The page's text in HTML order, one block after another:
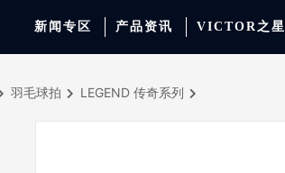
新闻专区 产品资讯 VICTOR之星
品牌资讯 产品资讯 赛事聚焦
羽毛球拍 羽毛球鞋 运动包
签约球员 专业球队 品牌代言人
穿线师档案 学院新闻
天猫旗舰店 京东旗舰店
羽毛球拍 LEGEND 传奇系列